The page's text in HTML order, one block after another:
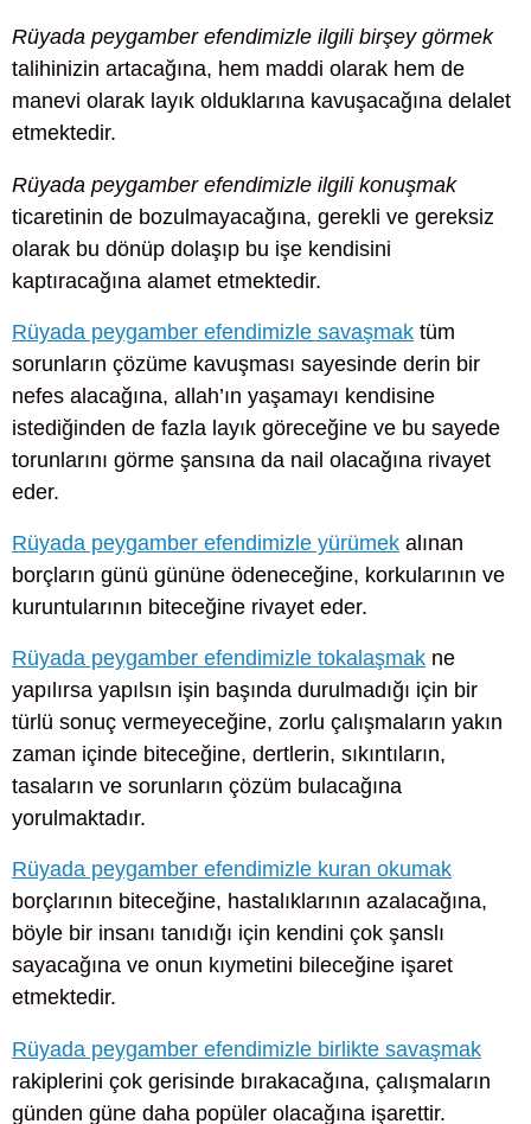
Rüyada peygamber efendimizle ilgili birşey görmek
talihinizin artacağına, hem maddi olarak hem de
manevi olarak layık olduklarına kavuşacağına delalet
etmektedir.
Rüyada peygamber efendimizle ilgili konuşmak
ticaretinin de bozulmayacağına, gerekli ve gereksiz
olarak bu dönüp dolaşıp bu işe kendisini
kaptıracağına alamet etmektedir.
Rüyada peygamber efendimizle savaşmak tüm
sorunların çözüme kavuşması sayesinde derin bir
nefes alacağına, allah’ın yaşamayı kendisine
istediğinden de fazla layık göreceğine ve bu sayede
torunlarını görme şansına da nail olacağına rivayet
eder.
Rüyada peygamber efendimizle yürümek alınan
borçların günü gününe ödeneceğine, korkularının ve
kuruntularının biteceğine rivayet eder.
Rüyada peygamber efendimizle tokalaşmak ne
yapılırsa yapılsın işin başında durulmadığı için bir
türlü sonuç vermeyeceğine, zorlu çalışmaların yakın
zaman içinde biteceğine, dertlerin, sıkıntıların,
tasaların ve sorunların çözüm bulacağına
yorulmaktadır.
Rüyada peygamber efendimizle kuran okumak
borçlarının biteceğine, hastalıklarının azalacağına,
böyle bir insanı tanıdığı için kendini çok şanslı
sayacağına ve onun kıymetini bileceğine işaret
etmektedir.
Rüyada peygamber efendimizle birlikte savaşmak
rakiplerini çok gerisinde bırakacağına, çalışmaların
günden güne daha popüler olacağına işarettir.